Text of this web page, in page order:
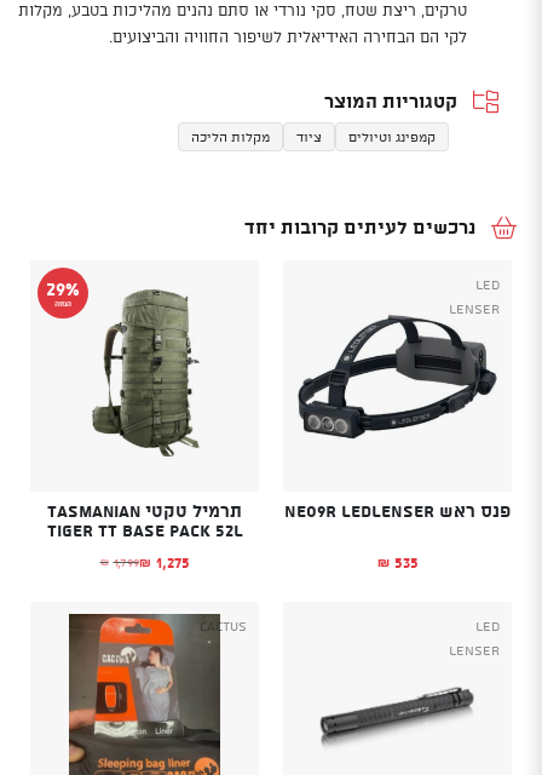
טרקים, ריצת שטח, סקי נורדי או סתם נהנים מהליכות בטבע, מקלות
לקי הם הבחירה האידיאלית לשיפור החוויה והביצועים.
קטגוריות המוצר
קמפינג וטיולים ציוד מקלות הליכה
נרכשים לעיתים קרובות יחד
Led
Lenser
פנס ראש NEO9R LEDLENSER
₪ 535
29%
הנחה
תרמיל טקטי Tasmanian
Tiger TT Base Pack 52L
₪ 1,799
המחיר המקורי היה: ₪1,799.₪ 1,275 המחיר הנוכחי הוא: ₪1,275.
Led
Lenser
Cactus